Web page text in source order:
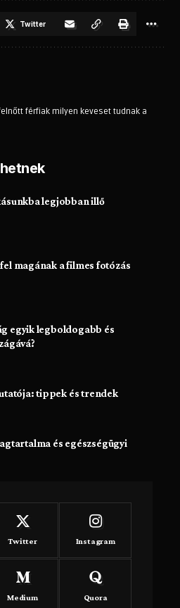
Twitter
férfiak milyen keveset tudnak a
legjobban illő
magának a filmes fotózás
egyik legboldogabb és
tippek és trendek
és egészségügyi
Twitter Instagram
Medium Quora